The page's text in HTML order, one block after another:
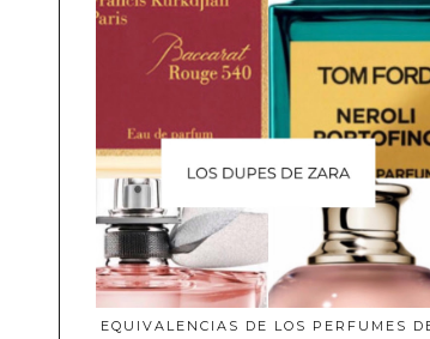
EQUIVALENCIAS DE LOS PERFUMES